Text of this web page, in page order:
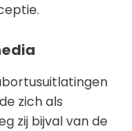
zich als
zij bijval van de